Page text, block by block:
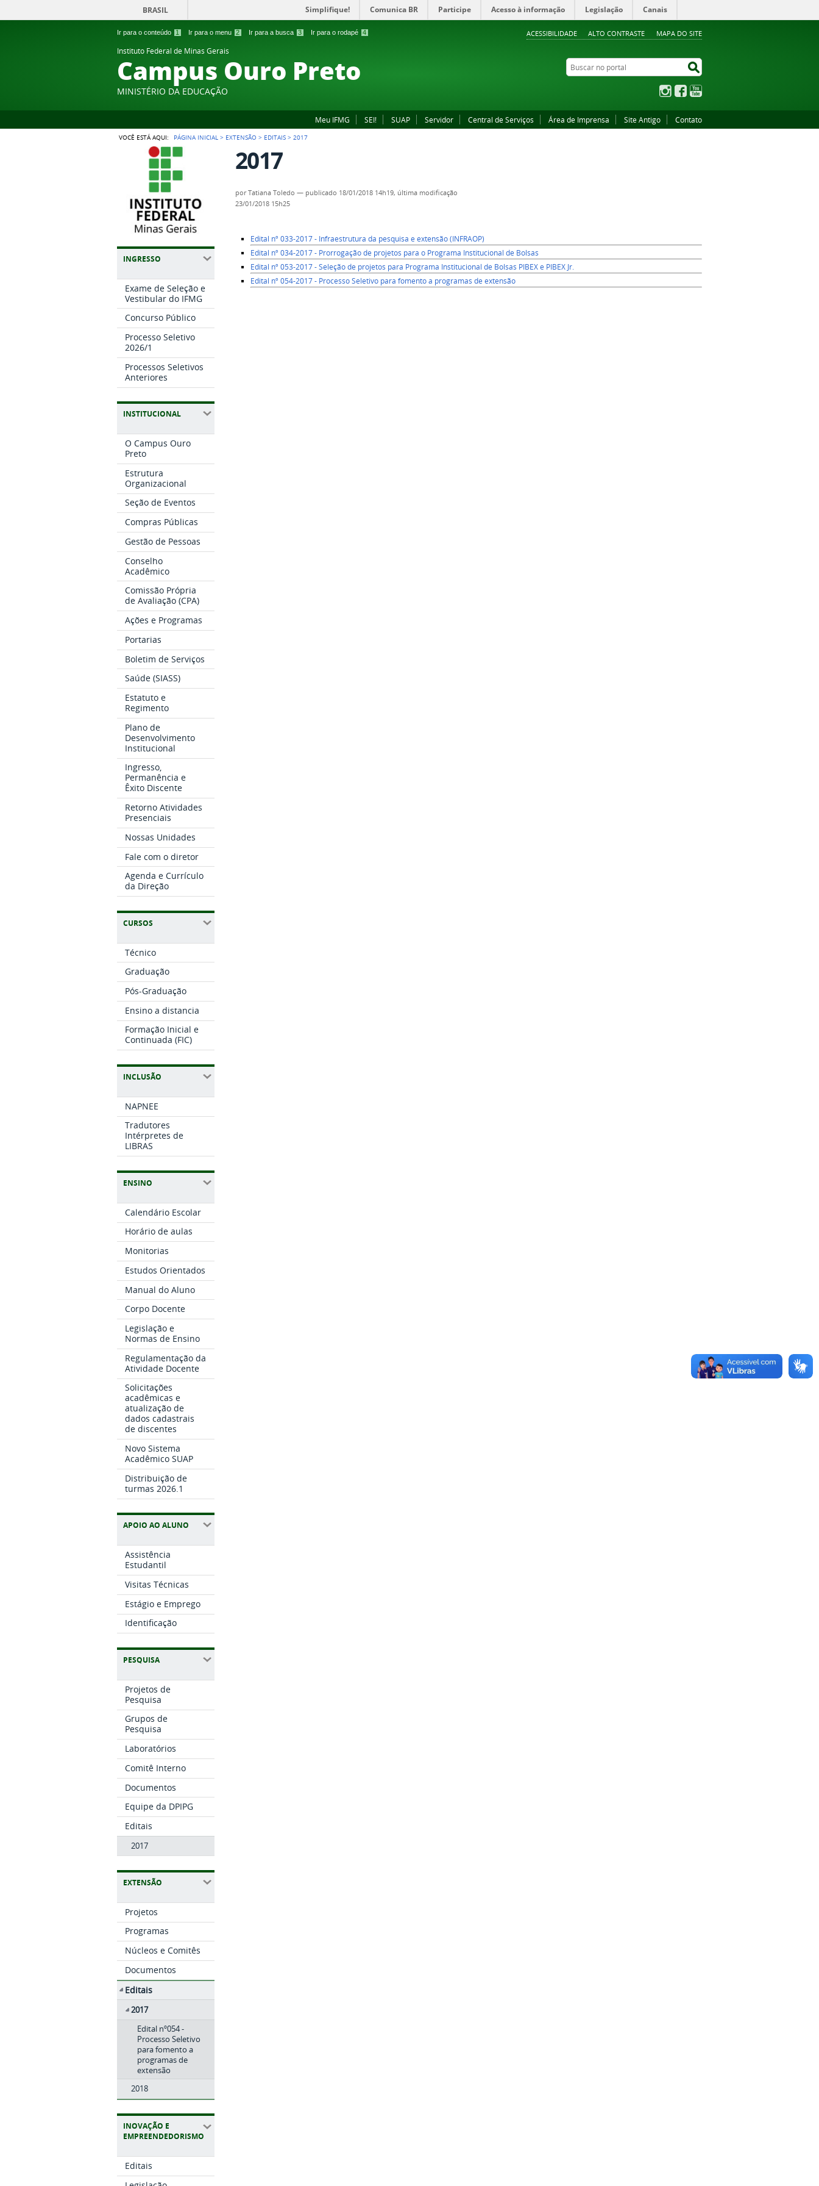
Ir para o conteúdo 1 Ir para o menu 2 Ir para a busca 3 Ir para o rodapé 4 ACESSIBILIDADE ALTO CONTRASTE MAPA DO SITE
BRASIL Simplifique! Comunica BR Participe Acesso à informação Legislação Canais
Instituto Federal de Minas Gerais
Campus Ouro Preto
MINISTÉRIO DA EDUCAÇÃO
Buscar no portal
InstagramFacebook
Meu IFMG SEI! SUAP Servidor Central de Serviços Área de Imprensa Site Antigo Contato
VOCÊ ESTÁ AQUI: PÁGINA INICIAL > EXTENSÃO > EDITAIS >2017
INGRESSO
Exame de Seleção e
Vestibular do IFMG
Concurso Público
Processo Seletivo
2026/1
Processos Seletivos
Anteriores
INSTITUCIONAL
O Campus Ouro
Preto
Estrutura
Organizacional
Seção de Eventos
Compras Públicas
Gestão de Pessoas
Conselho
Acadêmico
Comissão Própria
de Avaliação (CPA)
Ações e Programas
Portarias
Boletim de Serviços
Saúde (SIASS)
Estatuto e
Regimento
Plano de
Desenvolvimento
Institucional
Ingresso,
Permanência e
Êxito Discente
Retorno Atividades
Presenciais
Nossas Unidades
Fale com o diretor
Agenda e Currículo
da Direção
CURSOS
Técnico
Graduação
Pós-Graduação
Ensino a distancia
Formação Inicial e
Continuada (FIC)
INCLUSÃO
NAPNEE
Tradutores
Intérpretes de
LIBRAS
ENSINO
Calendário Escolar
Horário de aulas
Monitorias
Estudos Orientados
Manual do Aluno
Corpo Docente
Legislação e
Normas de Ensino
Regulamentação da
Atividade Docente
Solicitações
acadêmicas e
atualização de
dados cadastrais
de discentes
Novo Sistema
Acadêmico SUAP
Distribuição de
turmas 2026.1
APOIO AO ALUNO
Assistência
Estudantil
Visitas Técnicas
Estágio e Emprego
Identificação
PESQUISA
Projetos de
Pesquisa
Grupos de
Pesquisa
Laboratórios
Comitê Interno
Documentos
Equipe da DPIPG
Editais
2017
EXTENSÃO
Projetos
Programas
Núcleos e Comitês
Documentos
Editais
2017
Edital nº054 -
Processo Seletivo
para fomento a
programas de
extensão
2018
INOVAÇÃO E
EMPREENDEDORISMO
Editais
2017
porTatiana Toledo — publicado 18/01/2018 14h19, última modificação
23/01/2018 15h25
Edital nº 033-2017 - Infraestrutura da pesquisa e extensão (INFRAOP)
Edital nº 034-2017 - Prorrogação de projetos para o Programa Institucional de Bolsas
Edital nº 053-2017 - Seleção de projetos para Programa Institucional de Bolsas PIBEX e PIBEX Jr.
Edital nº 054-2017 - Processo Seletivo para fomento a programas de extensão